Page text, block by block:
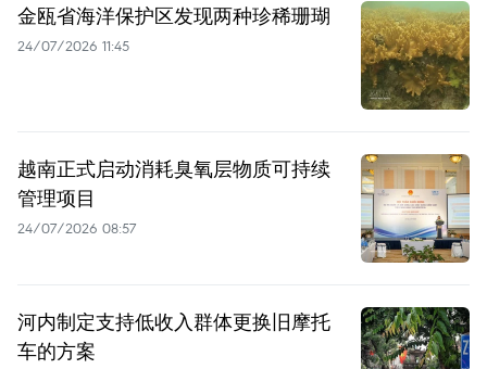
金瓯省海洋保护区发现两种珍稀珊瑚
24/07/2026 11:45
越南正式启动消耗臭氧层物质可持续
管理项目
24/07/2026 08:57
河内制定支持低收入群体更换旧摩托
车的方案